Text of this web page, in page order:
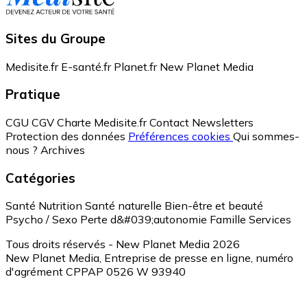
Sites du Groupe
Medisite.fr E-santé.fr Planet.fr New Planet Media
Pratique
CGU CGV Charte Medisite.fr Contact Newsletters
Protection des données Préférences cookies Qui sommes-
nous ? Archives
Catégories
Santé Nutrition Santé naturelle Bien-être et beauté
Psycho / Sexo Perte d&#039;autonomie Famille Services
Tous droits réservés - New Planet Media 2026
New Planet Media, Entreprise de presse en ligne, numéro
d'agrément CPPAP 0526 W 93940